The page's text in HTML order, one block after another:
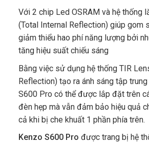
Với 2 chip Led OSRAM và hệ thống
(Total Internal Reflection) giúp gom
giảm thiểu hao phí năng lượng bởi
tăng hiệu suất chiếu sáng
Bằng việc sử dụng hệ thống TIR
Reflection) tạo ra ánh sáng tập
S600 Pro có thể được lắp đặt trên
đèn hẹp mà vẫn đảm bảo hiệu quả
cả khi bị che khuất 1 phần phía trên.
Kenzo S600 Pro được trang bị hệ